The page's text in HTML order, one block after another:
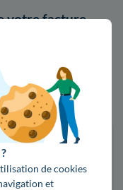
de cookies
et
votre facture
tarifs entre EDF et
pas à utiliser
ou de gaz :
d'énergie